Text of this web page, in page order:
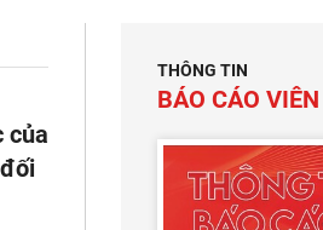
của
THÔNG TIN
BÁO CÁO VIÊN